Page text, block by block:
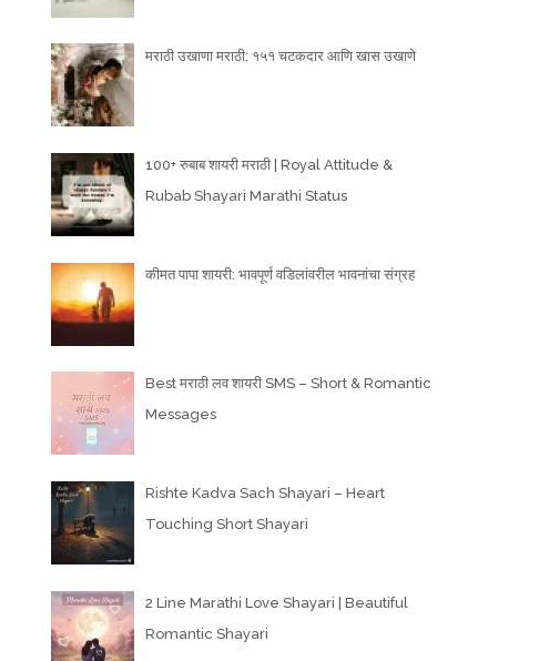
मराठी उखाणा मराठी: १५१ चटकदार आणि खास उखाणे
100+ रुबाब शायरी मराठी | Royal Attitude &
Rubab Shayari Marathi Status
कीमत पापा शायरी: भावपूर्ण वडिलांवरील भावनांचा संग्रह
Best मराठी लव शायरी SMS – Short & Romantic
Messages
Rishte Kadva Sach Shayari – Heart
Touching Short Shayari
2 Line Marathi Love Shayari | Beautiful
Romantic Shayari